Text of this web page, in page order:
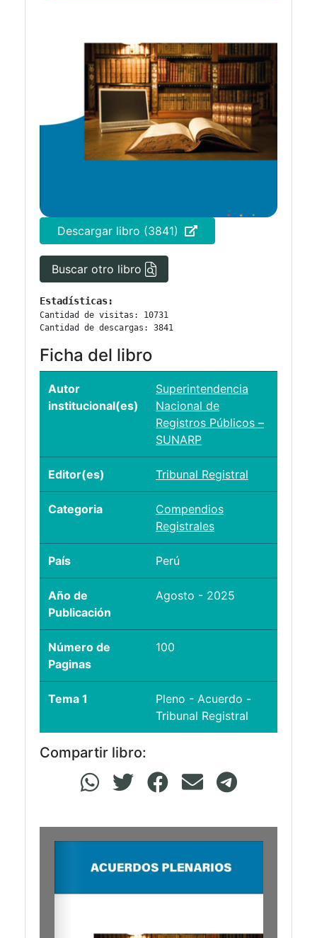
Descargar libro (3841)
Buscar otro libro
Estadísticas:
Cantidad de visitas: 10731
Cantidad de descargas: 3841
Ficha del libro
Autor
institucional(es)
Superintendencia
Nacional de
Registros Públicos –
SUNARP
Editor(es) Tribunal Registral
Categoria
Compendios
Registrales
País Perú
Año de
Publicación
Agosto - 2025
Número de
Paginas
100
Tema 1
Pleno - Acuerdo -
Tribunal Registral
Compartir libro: